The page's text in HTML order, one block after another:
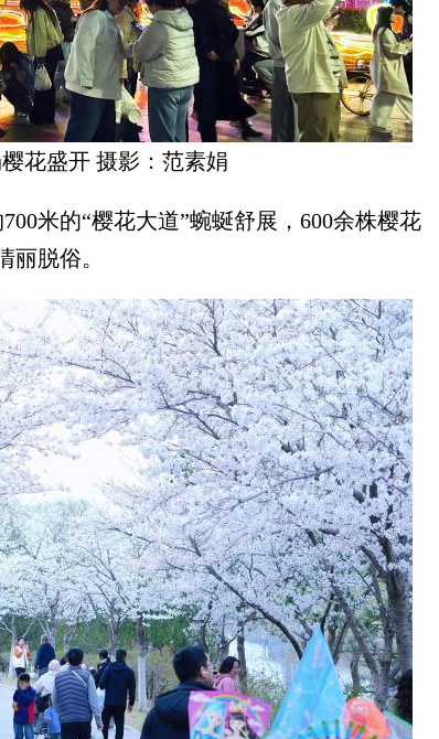
花盛开 摄影：范素娟
的“樱花大道”蜿蜒舒展，600余株樱花
脱俗。